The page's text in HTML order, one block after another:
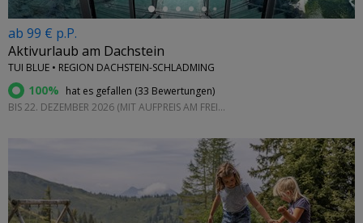
ab 99 € p.P.
Aktivurlaub am Dachstein
TUI BLUE • REGION DACHSTEIN-SCHLADMING
100% hat es gefallen (33 Bewertungen)
BIS 22. DEZEMBER 2026 (MIT AUFPREIS AM FREITAG UND SAMSTAG)